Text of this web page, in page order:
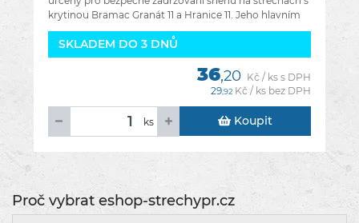
Proč vybrat eshop-strechypr.cz
krytinou Bramac Granát 11 a Hranice 11. Jeho hlavním
úkolem je zabránit
SKLADEM DO 3 DNŮ
36,20 Kč / ks s DPH
29,92 Kč / ks bez DPH
ks Koupit